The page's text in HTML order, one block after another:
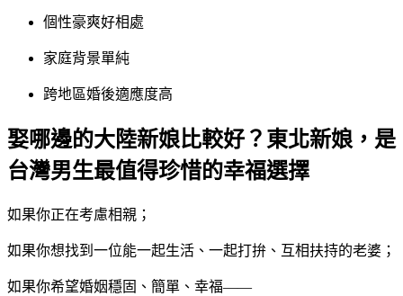
個性豪爽好相處
家庭背景單純
跨地區婚後適應度高
娶哪邊的大陸新娘比較好？東北新娘，是
台灣男生最值得珍惜的幸福選擇
如果你正在考慮相親；
如果你想找到一位能一起生活、一起打拚、互相扶持的老婆；
如果你希望婚姻穩固、簡單、幸福——